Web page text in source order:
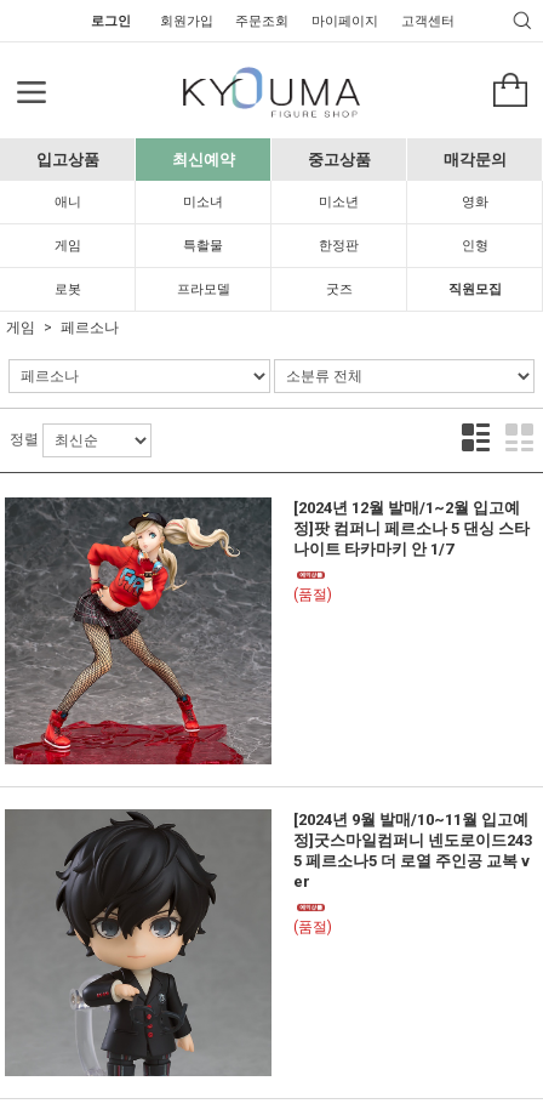
로그인 회원가입 주문조회 마이페이지 고객센터
입고상품 최신예약 중고상품 매각문의
애니 미소녀 미소년 영화
게임 특촬물 한정판 인형
로봇 프라모델 굿즈 직원모집
게임 페르소나
정렬
[2024년 12월 발매/1~2월 입고예
정]팟 컴퍼니 페르소나 5 댄싱 스타
나이트 타카마키 안 1/7
(품절)
[2024년 9월 발매/10~11월 입고예
정]굿스마일컴퍼니 넨도로이드243
5 페르소나5 더 로열 주인공 교복 v
er
(품절)